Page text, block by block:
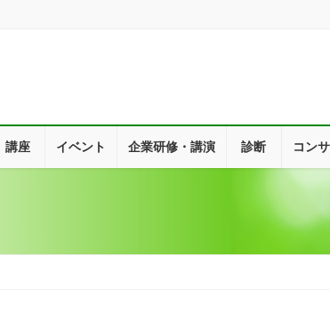
講座 イベント 企業研修・講演 診断 コン